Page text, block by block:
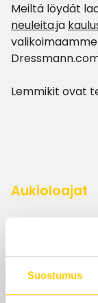
Suostumus
Meiltä löydät
neuleita.ja
Lemmikit ovat
Aukioloajat
ma-pe